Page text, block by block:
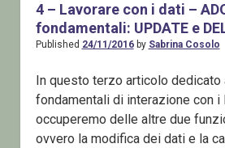
4 – Lavorare con i dati –
fondamentali: UPDATE e
Published 24/11/2016by Sabrina Cosolo
In questo terzo articolo
fondamentali di interazione con i
occuperemo delle altre due
ovvero la modifica dei dati e la